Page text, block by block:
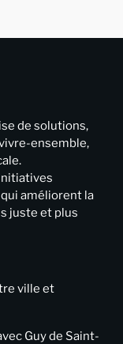
de solutions,
ensemble,
améliorent la
juste et plus
ville et
Guy de Saint-